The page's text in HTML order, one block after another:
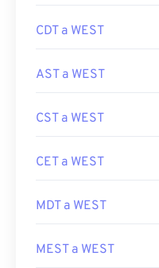
CDT a WEST
AST a WEST
CST a WEST
CET a WEST
MDT a WEST
MEST a WEST